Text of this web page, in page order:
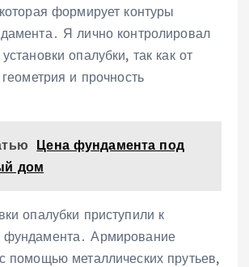
формирует контуры
Я лично контролировал
опалубки, так как от
геометрия и прочность
Цена фундамента под
дом
опалубки приступили к
Армирование
помощью металлических прутьев,